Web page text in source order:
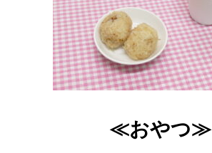
≪おやつ≫